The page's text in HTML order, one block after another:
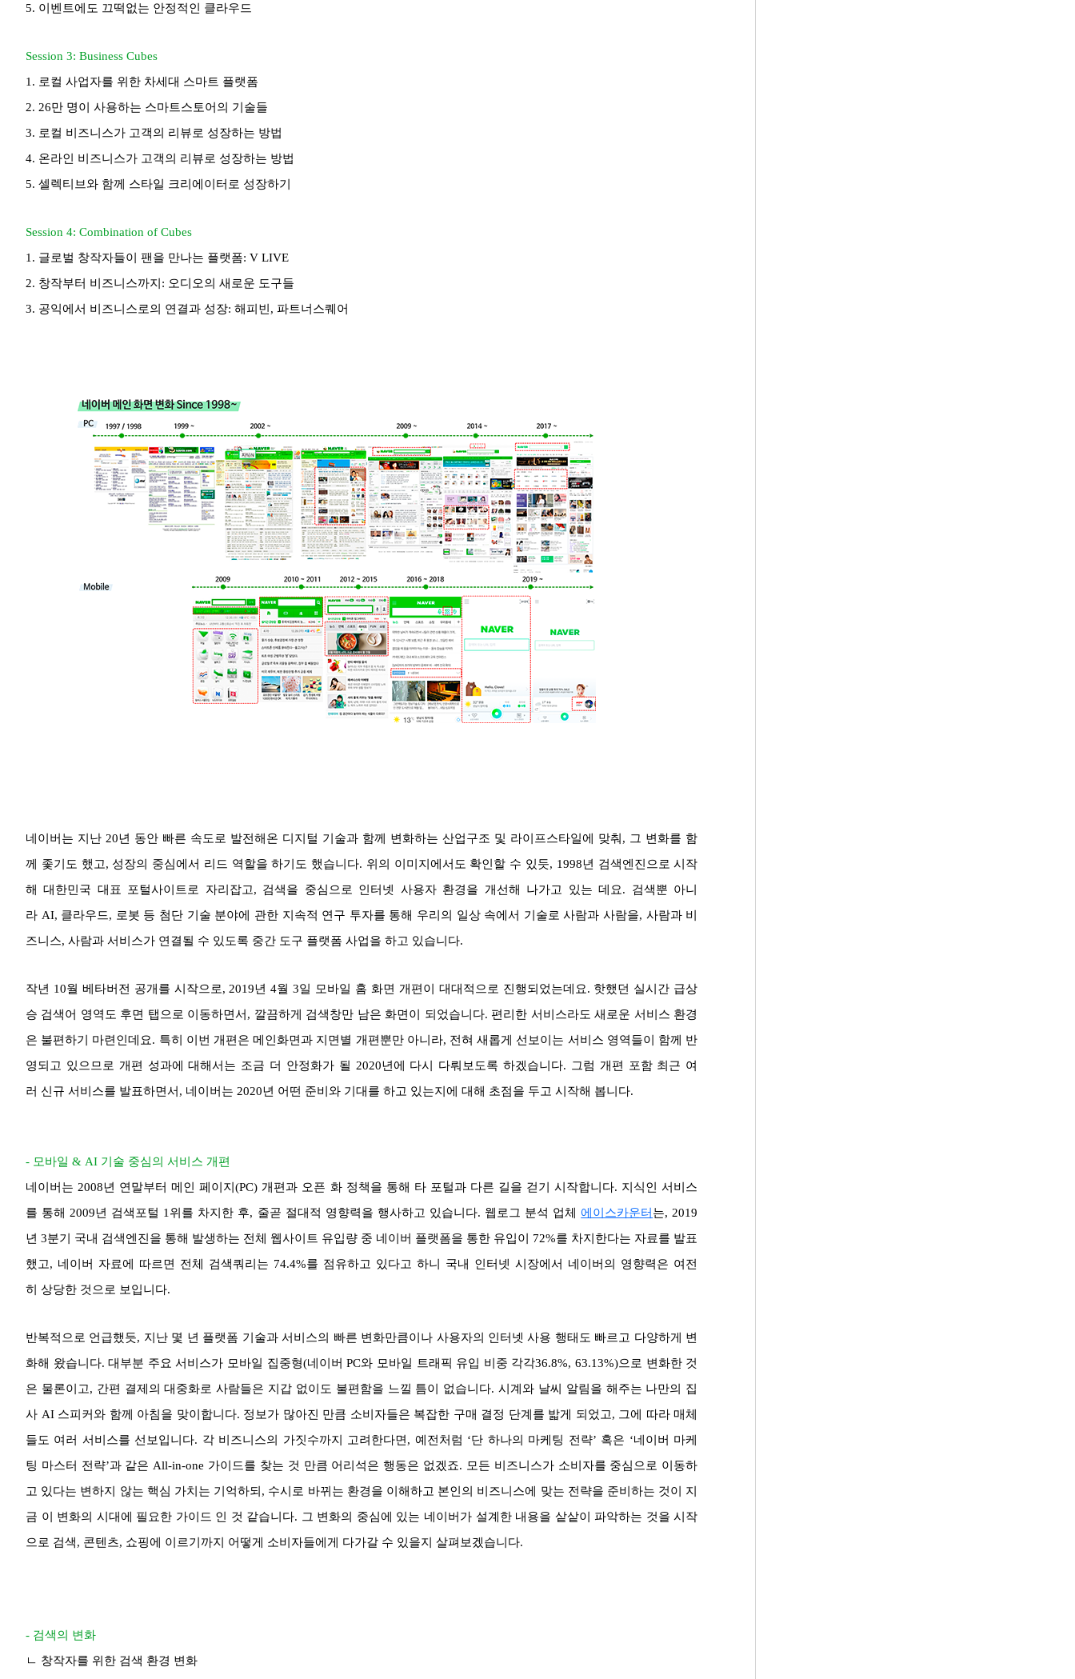
5. 이벤트에도 끄떡없는 안정적인 클라우드
Session 3: Business Cubes
1. 로컬 사업자를 위한 차세대 스마트 플랫폼
2. 26만 명이 사용하는 스마트스토어의 기술들
3. 로컬 비즈니스가 고객의 리뷰로 성장하는 방법
4. 온라인 비즈니스가 고객의 리뷰로 성장하는 방법
5. 셀렉티브와 함께 스타일 크리에이터로 성장하기
Session 4: Combination of Cubes
1. 글로벌 창작자들이 팬을 만나는 플랫폼: V LIVE
2. 창작부터 비즈니스까지: 오디오의 새로운 도구들
3. 공익에서 비즈니스로의 연결과 성장: 해피빈, 파트너스퀘어
네이버는 지난 20년 동안 빠른 속도로 발전해온 디지털 기술과 함께 변화하는 산업구조 및 라이프스타일에 맞춰, 그 변화를 함
께 좇기도 했고, 성장의 중심에서 리드 역할을 하기도 했습니다. 위의 이미지에서도 확인할 수 있듯, 1998년 검색엔진으로 시작
해 대한민국 대표 포털사이트로 자리잡고, 검색을 중심으로 인터넷 사용자 환경을 개선해 나가고 있는 데요. 검색뿐 아니
라 AI, 클라우드, 로봇 등 첨단 기술 분야에 관한 지속적 연구 투자를 통해 우리의 일상 속에서 기술로 사람과 사람을, 사람과 비
즈니스, 사람과 서비스가 연결될 수 있도록 중간 도구 플랫폼 사업을 하고 있습니다.
작년 10월 베타버전 공개를 시작으로, 2019년 4월 3일 모바일 홈 화면 개편이 대대적으로 진행되었는데요. 핫했던 실시간 급상
승 검색어 영역도 후면 탭으로 이동하면서, 깔끔하게 검색창만 남은 화면이 되었습니다. 편리한 서비스라도 새로운 서비스 환경
은 불편하기 마련인데요. 특히 이번 개편은 메인화면과 지면별 개편뿐만 아니라, 전혀 새롭게 선보이는 서비스 영역들이 함께 반
영되고 있으므로 개편 성과에 대해서는 조금 더 안정화가 될 2020년에 다시 다뤄보도록 하겠습니다. 그럼 개편 포함 최근 여
러 신규 서비스를 발표하면서, 네이버는 2020년 어떤 준비와 기대를 하고 있는지에 대해 초점을 두고 시작해 봅니다.
- 모바일 & AI 기술 중심의 서비스 개편
네이버는 2008년 연말부터 메인 페이지(PC) 개편과 오픈 화 정책을 통해 타 포털과 다른 길을 걷기 시작합니다. 지식인 서비스
를 통해 2009년 검색포털 1위를 차지한 후, 줄곧 절대적 영향력을 행사하고 있습니다. 웹로그 분석 업체에이스카운터 는, 2019
년 3분기 국내 검색엔진을 통해 발생하는 전체 웹사이트 유입량 중 네이버 플랫폼을 통한 유입이 72%를 차지한다는 자료를 발표
했고, 네이버 자료에 따르면 전체 검색쿼리는 74.4%를 점유하고 있다고 하니 국내 인터넷 시장에서 네이버의 영향력은 여전
히 상당한 것으로 보입니다.
반복적으로 언급했듯, 지난 몇 년 플랫폼 기술과 서비스의 빠른 변화만큼이나 사용자의 인터넷 사용 행태도 빠르고 다양하게 변
화해 왔습니다. 대부분 주요 서비스가 모바일 집중형(네이버 PC와 모바일 트래픽 유입 비중 각각36.8%, 63.13%)으로 변화한 것
은 물론이고, 간편 결제의 대중화로 사람들은 지갑 없이도 불편함을 느낄 틈이 없습니다. 시계와 날씨 알림을 해주는 나만의 집
사 AI 스피커와 함께 아침을 맞이합니다. 정보가 많아진 만큼 소비자들은 복잡한 구매 결정 단계를 밟게 되었고, 그에 따라 매체
들도 여러 서비스를 선보입니다. 각 비즈니스의 가짓수까지 고려한다면, 예전처럼 ‘단 하나의 마케팅 전략’ 혹은 ‘네이버 마케
팅 마스터 전략’과 같은 All-in-one 가이드를 찾는 것 만큼 어리석은 행동은 없겠죠. 모든 비즈니스가 소비자를 중심으로 이동하
고 있다는 변하지 않는 핵심 가치는 기억하되, 수시로 바뀌는 환경을 이해하고 본인의 비즈니스에 맞는 전략을 준비하는 것이 지
금 이 변화의 시대에 필요한 가이드 인 것 같습니다. 그 변화의 중심에 있는 네이버가 설계한 내용을 샅샅이 파악하는 것을 시작
으로 검색, 콘텐츠, 쇼핑에 이르기까지 어떻게 소비자들에게 다가갈 수 있을지 살펴보겠습니다.
- 검색의 변화
ㄴ 창작자를 위한 검색 환경 변화